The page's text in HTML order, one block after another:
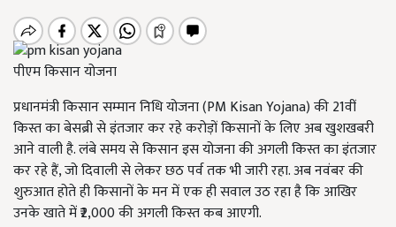
पीएम किसान योजना
प्रधानमंत्री किसान सम्मान निधि योजना (PM Kisan Yojana) की 21वीं
किस्त का बेसब्री से इंतजार कर रहे करोड़ों किसानों के लिए अब खुशखबरी
आने वाली है. लंबे समय से किसान इस योजना की अगली किस्त का इंतजार
कर रहे हैं, जो दिवाली से लेकर छठ पर्व तक भी जारी रहा. अब नवंबर की
शुरुआत होते ही किसानों के मन में एक ही सवाल उठ रहा है कि आखिर
उनके खाते में ₹2,000 की अगली किस्त कब आएगी.